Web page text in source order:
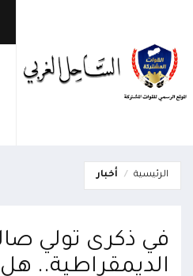
الرئيسية أخبار
في ذكرى تولي
الديمقراطية..